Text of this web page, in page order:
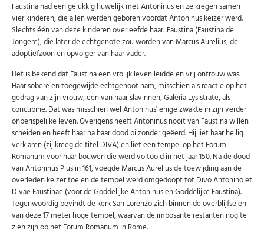
Uw
email
AANMELDEN
U kunt zich op elk moment weer afmelden via de nieuwsbrief.
Uw gegevens worden niet gedeeld met derden
Faustina had een gelukkig huwelijk met Antoninus en ze kregen samen
vier kinderen, die allen werden geboren voordat Antoninus keizer werd.
Slechts één van deze kinderen overleefde haar: Faustina (Faustina de
Jongere), die later de echtgenote zou worden van Marcus Aurelius, de
adoptiefzoon en opvolger van haar vader.
Het is bekend dat Faustina een vrolijk leven leidde en vrij ontrouw was.
Haar sobere en toegewijde echtgenoot nam, misschien als reactie op het
gedrag van zijn vrouw, een van haar slavinnen, Galeria Lysistrate, als
concubine. Dat was misschien wel Antoninus' enige zwakte in zijn verder
onberispelijke leven. Overigens heeft Antoninus nooit van Faustina willen
scheiden en heeft haar na haar dood bijzonder geëerd. Hij liet haar heilig
verklaren (zij kreeg de titel DIVA) en liet een tempel op het Forum
Romanum voor haar bouwen die werd voltooid in het jaar 150. Na de dood
van Antoninus Pius in 161, voegde Marcus Aurelius de toewijding aan de
overleden keizer toe en de tempel werd omgedoopt tot Divo Antonino et
Divae Faustinae (voor de Goddelijke Antoninus en Goddelijke Faustina).
Tegenwoordig bevindt de kerk San Lorenzo zich binnen de overblijfselen
van deze 17 meter hoge tempel, waarvan de imposante restanten nog te
zien zijn op het Forum Romanum in Rome.